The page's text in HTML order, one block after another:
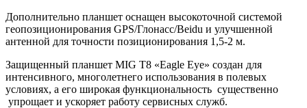
Дополнительно планшет оснащен высокоточной системой
геопозиционирования GPS/Глонасс/Beidu и улучшенной
антенной для точности позиционирования 1,5-2 м.
Защищенный планшет MIG T8 «Eagle Eye» создан для
интенсивного, многолетнего использования в полевых
условиях, а его широкая функциональность существенно
упрощает и ускоряет работу сервисных служб.